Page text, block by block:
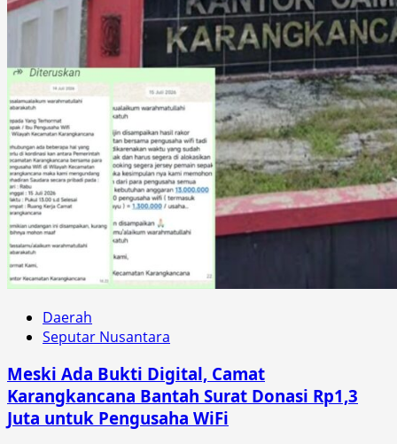
Daerah
Seputar Nusantara
Meski Ada Bukti Digital, Camat
Karangkancana Bantah Surat Donasi Rp1,3
Juta untuk Pengusaha WiFi